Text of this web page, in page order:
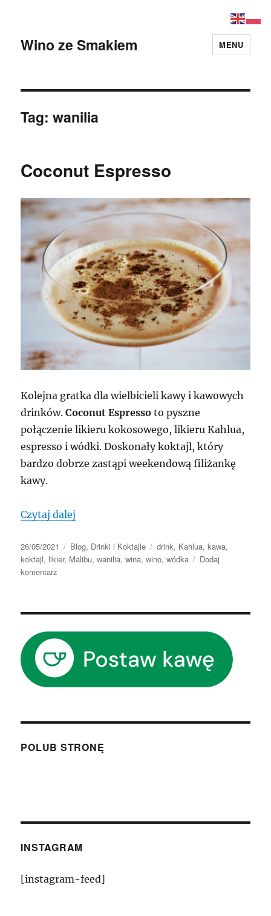
Wino ze Smakiem MENU
Tag:wanilia
Coconut Espresso
Kolejna gratka dla wielbicieli kawy i kawowych
drinków.Coconut Espresso to pyszne
połączenie likieru kokosowego, likieru Kahlua,
espresso i wódki. Doskonały koktajl, który
bardzo dobrze zastąpi weekendową filiżankę
kawy.
Czytaj dalej
Data
publikacji
26/05/2021 Kategorie
Blog, Drinki i Koktajle Tagi
drink, Kahlua,kawa,
koktajl, likier, Malibu,wanilia,wina,wino,wódka
Dodaj
komentarz
POLUB STRONĘ
INSTAGRAM
[instagram-feed]